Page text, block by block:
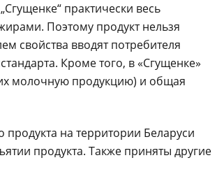
практически весь
Поэтому продукт нельзя
свойства вводят потребителя
Кроме того, в «Сгущенке»
молочную продукцию) и общая
на территории Беларуси
продукта. Также приняты другие